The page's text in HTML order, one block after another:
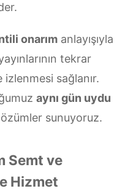
onarımanlayışıyla
tekrar
izlenmesi sağlanır.
aynı gün uydu
sunuyoruz.
Semt ve
Hizmet